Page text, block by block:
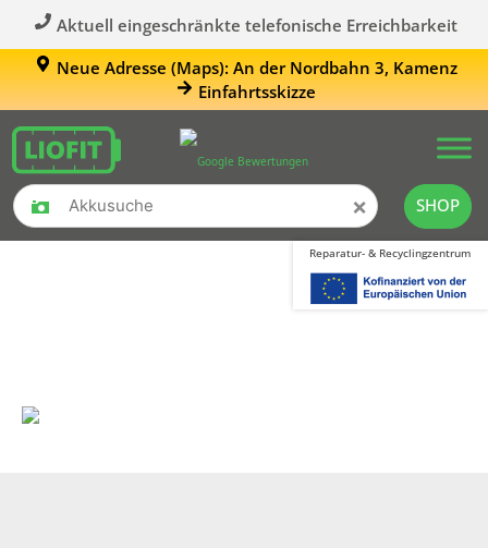
Aktuell eingeschränkte telefonische Erreichbarkeit
Neue Adresse (Maps): An der Nordbahn 3, Kamenz
Einfahrtsskizze
× SHOP
Reparatur- & Recyclingzentrum